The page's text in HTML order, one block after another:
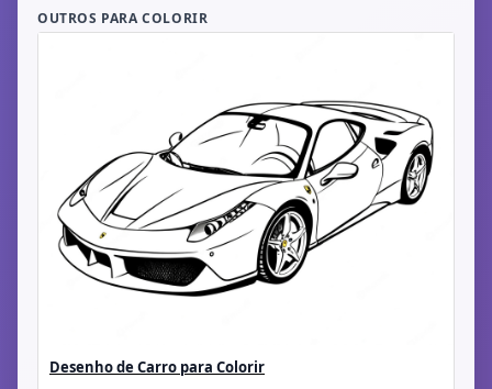
OUTROS PARA COLORIR
Desenho de Carro para Colorir